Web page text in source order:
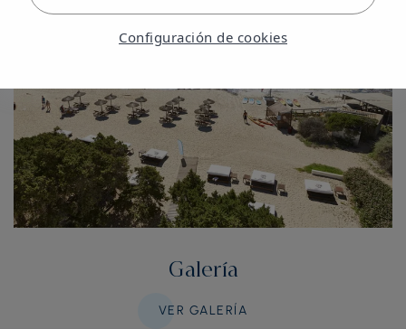
Galería
VER GALERÍA
Configuración de cookies